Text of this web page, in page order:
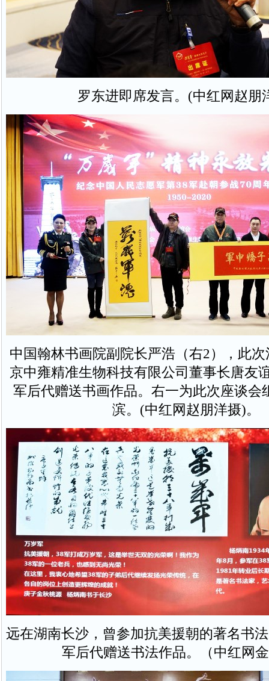
罗东进即席发言。(中红网赵朋
中国翰林书画院副院长严浩（右2），此
京中雍精准生物科技有限公司董事长唐友
军后代赠送书画作品。右一为此次座谈会
滨。(中红网赵朋洋摄)。
远在湖南长沙，曾参加抗美援朝的著名书
军后代赠送书法作品。（中红网